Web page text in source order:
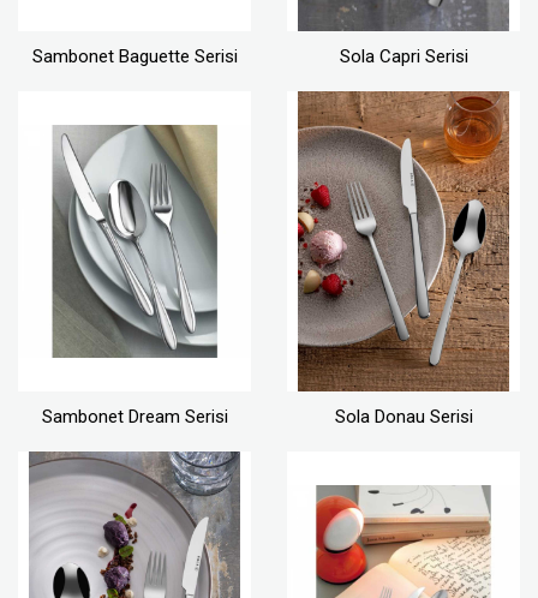
Sambonet Baguette Serisi Sola Capri Serisi
Sambonet Dream Serisi Sola Donau Serisi